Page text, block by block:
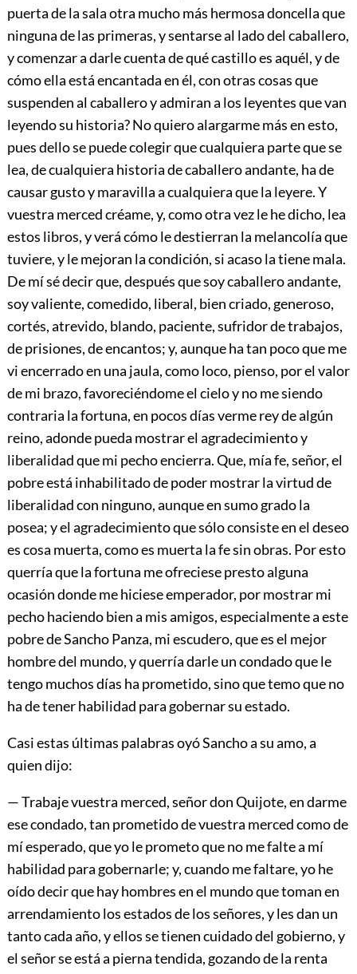
puerta de la sala otra mucho más hermosa doncella que
ninguna de las primeras, y sentarse al lado del caballero,
y comenzar a darle cuenta de qué castillo es aquél, y de
cómo ella está encantada en él, con otras cosas que
suspenden al caballero y admiran a los leyentes que van
leyendo su historia? No quiero alargarme más en esto,
pues dello se puede colegir que cualquiera parte que se
lea, de cualquiera historia de caballero andante, ha de
causar gusto y maravilla a cualquiera que la leyere. Y
vuestra merced créame, y, como otra vez le he dicho, lea
estos libros, y verá cómo le destierran la melancolía que
tuviere, y le mejoran la condición, si acaso la tiene mala.
De mí sé decir que, después que soy caballero andante,
soy valiente, comedido, liberal, bien criado, generoso,
cortés, atrevido, blando, paciente, sufridor de trabajos,
de prisiones, de encantos; y, aunque ha tan poco que me
vi encerrado en una jaula, como loco, pienso, por el valor
de mi brazo, favoreciéndome el cielo y no me siendo
contraria la fortuna, en pocos días verme rey de algún
reino, adonde pueda mostrar el agradecimiento y
liberalidad que mi pecho encierra. Que, mía fe, señor, el
pobre está inhabilitado de poder mostrar la virtud de
liberalidad con ninguno, aunque en sumo grado la
posea; y el agradecimiento que sólo consiste en el deseo
es cosa muerta, como es muerta la fe sin obras. Por esto
querría que la fortuna me ofreciese presto alguna
ocasión donde me hiciese emperador, por mostrar mi
pecho haciendo bien a mis amigos, especialmente a este
pobre de Sancho Panza, mi escudero, que es el mejor
hombre del mundo, y querría darle un condado que le
tengo muchos días ha prometido, sino que temo que no
ha de tener habilidad para gobernar su estado.
Casi estas últimas palabras oyó Sancho a su amo, a
quien dijo:
— Trabaje vuestra merced, señor don Quijote, en darme
ese condado, tan prometido de vuestra merced como de
mí esperado, que yo le prometo que no me falte a mí
habilidad para gobernarle; y, cuando me faltare, yo he
oído decir que hay hombres en el mundo que toman en
arrendamiento los estados de los señores, y les dan un
tanto cada año, y ellos se tienen cuidado del gobierno, y
el señor se está a pierna tendida, gozando de la renta